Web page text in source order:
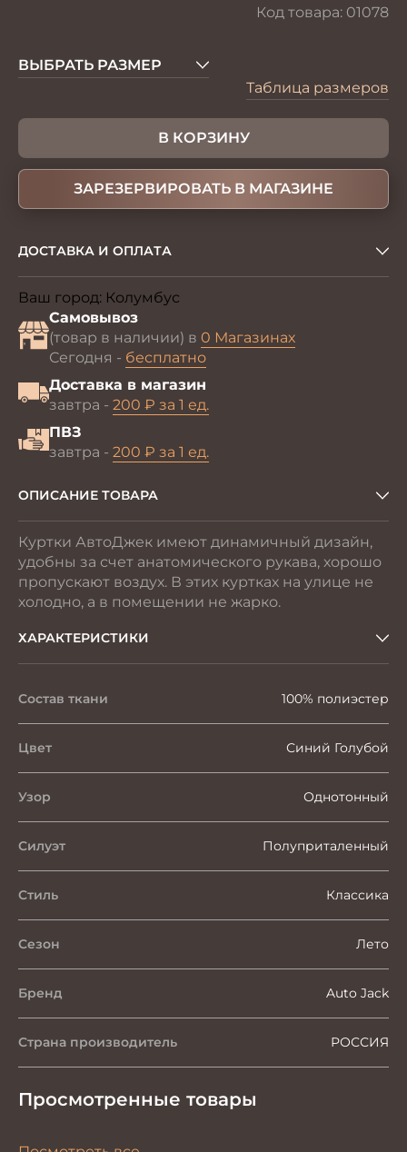
Код товара: 01078
ВЫБРАТЬ РАЗМЕР
Таблица размеров
В КОРЗИНУ
ЗАРЕЗЕРВИРОВАТЬ В МАГАЗИНЕ
ДОСТАВКА И ОПЛАТА
Ваш город: Колумбус
Самовывоз
(товар в наличии) в 0 Магазинах
Сегодня - бесплатно
Доставка в магазин
завтра - 200 ₽ за 1 ед.
ПВЗ
завтра - 200 ₽ за 1 ед.
ОПИСАНИЕ ТОВАРА
Куртки АвтоДжек имеют динамичный дизайн,
удобны за счет анатомического рукава, хорошо
пропускают воздух. В этих куртках на улице не
холодно, а в помещении не жарко.
ХАРАКТЕРИСТИКИ
Состав ткани 100% полиэстер
Цвет Синий Голубой
Узор Однотонный
Силуэт Полуприталенный
Стиль Классика
Сезон Лето
Бренд Auto Jack
Страна производитель РОССИЯ
Просмотренные товары